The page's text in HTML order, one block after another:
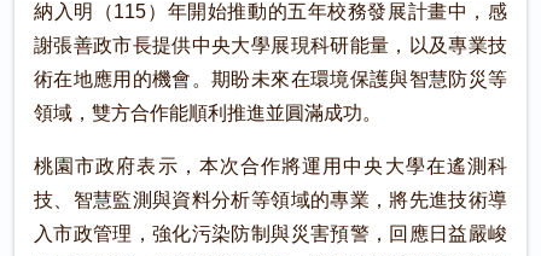
納入明（115）年開始推動的五年校務發展計畫中，感
謝張善政市長提供中央大學展現科研能量，以及專業技
術在地應用的機會。期盼未來在環境保護與智慧防災等
領域，雙方合作能順利推進並圓滿成功。
桃園市政府表示，本次合作將運用中央大學在遙測科
技、智慧監測與資料分析等領域的專業，將先進技術導
入市政管理，強化污染防制與災害預警，回應日益嚴峻